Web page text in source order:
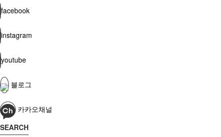
facebook
instagram
youtube
블로그
카카오채널
SEARCH